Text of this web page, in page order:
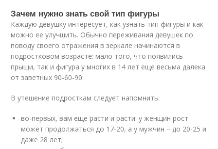
Зачем нужно знать свой тип фигуры
Каждую девушку интересует, как узнать тип фигуры и как
можно ее улучшить. Обычно переживания девушек по
поводу своего отражения в зеркале начинаются в
подростковом возрасте: мало того, что появились
прыщи, так и фигура у многих в 14 лет еще весьма далека
от заветных 90-60-90.
В утешение подросткам следует напомнить:
во-первых, вам еще расти и расти: у женщин рост
может продолжаться до 17-20, а у мужчин – до 20-25 и
даже 28 лет;